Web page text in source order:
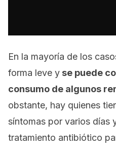
En la mayoría de los
forma leve y se puede
consumo de algunos
obstante, hay quienes
síntomas por varios días
tratamiento antibiótico